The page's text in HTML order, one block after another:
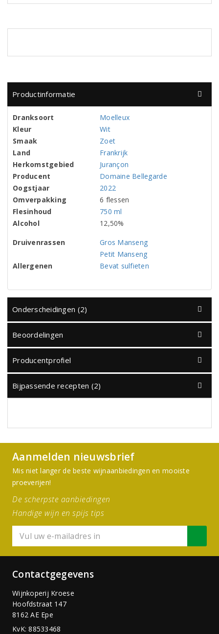
Productinformatie
Dranksoort
Moelleux
Kleur
Wit
Smaak
Zoet
Land
Frankrijk
Herkomstgebied
Jurançon
Producent
Domaine Bellegarde
Oogstjaar
2022
Omverpakking
6 flessen
Flesinhoud
750 ml
Alcohol
12,50%
Druivenrassen
Gros Manseng
Petit Manseng
Allergenen
Bevat sulfieten
Onderscheidingen (2)
Beoordelingen
Producentprofiel
Bijpassende recepten (2)
Aanmelden nieuwsbrief
Mis niet langer de beste wijnaanbiedingen en mooiste
proeverijen!
De scherpste aanbiedingen
Handige wijn en spijs tips
Contactgegevens
Wijnkoperij Kroese
Hoofdstraat 147
8162 AE Epe
KvK: 88533468